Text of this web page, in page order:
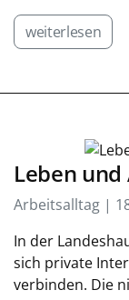
weiterlesen
Leben
Arbeitsalltag |
In der
sich private
verbinden. Die